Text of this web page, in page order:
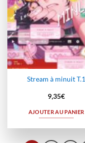
Stream à minuit T.1
9,35€
AJOUTER AU PANIER